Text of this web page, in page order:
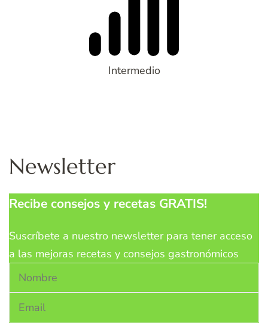
Intermedio
Newsletter
Recibe consejos y recetas GRATIS!
Suscríbete a nuestro newsletter para tener acceso
a las mejoras recetas y consejos gastronómicos